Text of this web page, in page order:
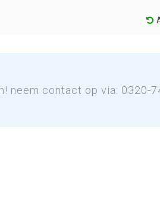
neem contact op via: 0320-